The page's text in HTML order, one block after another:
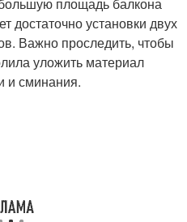
достаточно установки двух
Важно проследить, чтобы
уложить материал
и сминания.